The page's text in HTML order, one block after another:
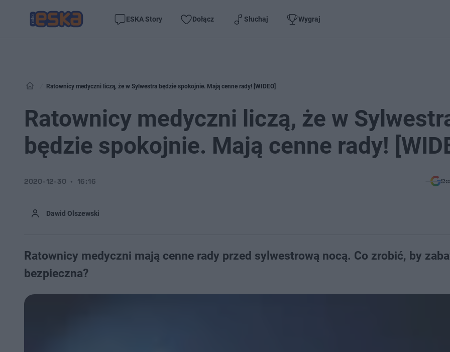
ESKA Story Dołącz Słuchaj Wygraj
Ratownicy medyczni liczą, że w Sylwestra będzie spokojnie. Mają cenne rady! [WIDEO]
Ratownicy medyczni liczą, że w
będzie spokojnie. Mają cenne rady!
Dawid Olszewski
2020-12-30 16:16
Ratownicy medyczni mają cenne rady przed sylwestrową nocą. Co zrobić, by
bezpieczna?